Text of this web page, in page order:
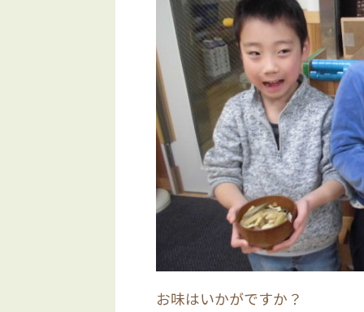
お味はいかがですか？